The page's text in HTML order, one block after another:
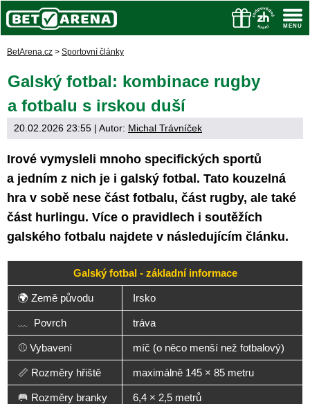
BetArena.cz > Sportovní články
Galský fotbal: kombinace rugby
a fotbalu s irskou duší
20.02.2026 23:55 | Autor: Michal Trávníček
Irové vymysleli mnoho specifických sportů
a jedním z nich je i galský fotbal. Tato kouzelná
hra v sobě nese část fotbalu, část rugby, ale také
část hurlingu. Více o pravidlech i soutěžích
galského fotbalu najdete v následujícím článku.
Galský fotbal - základní informace
🌍 Země původu Irsko
﹏ Povrch tráva
⚾️ Vybavení míč (o něco menší než fotbalový)
📏 Rozměry hřiště maximálně 145 × 85 metru
🥅 Rozměry branky 6,4 × 2,5 metrů